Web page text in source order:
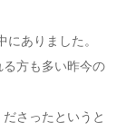
ありました。
方も多い昨今の
さったというと